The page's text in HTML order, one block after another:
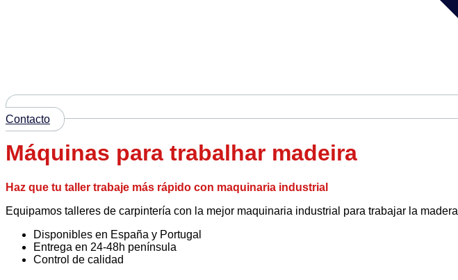
Contacto
Máquinas para trabalhar madeira
Haz que tu taller trabaje más rápido con maquinaria industrial
Equipamos talleres de carpintería con la mejor maquinaria industrial para trabajar la madera
Disponibles en España y Portugal
Entrega en 24-48h península
Control de calidad